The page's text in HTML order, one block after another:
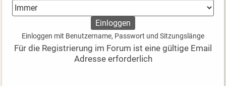
Einloggen mit Benutzername, Passwort und Sitzungslänge
Für die Registrierung im Forum ist eine gültige Email
Adresse erforderlich